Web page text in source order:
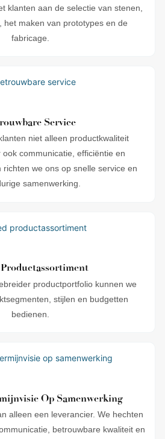
klanten aan de selectie van stenen,
het maken van prototypes en de
fabricage.
Service
niet alleen productkwaliteit
communicatie, efficiëntie en
we ons op snelle service en
samenwerking.
productportfolio kunnen we
stijlen en budgetten
bedienen.
Op Samenwerking
alleen een leverancier. We hechten
betrouwbare kwaliteit en